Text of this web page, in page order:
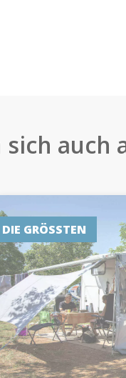
auch
DIE GRÖSSTEN